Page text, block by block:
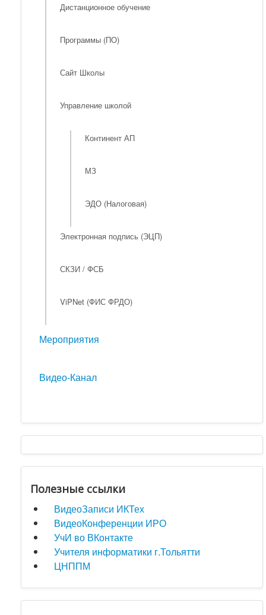
Дистанционное обучение
Программы (ПО)
Сайт Школы
Управление школой
Континент АП
МЗ
ЭДО (Налоговая)
Электронная подпись (ЭЦП)
СКЗИ / ФСБ
ViPNet (ФИС ФРДО)
Мероприятия
Видео-Канал
Полезные ссылки
ВидеоЗаписи ИКТех
ВидеоКонференции ИРО
УчИ во ВКонтакте
Учителя информатики г.Тольятти
ЦНППМ